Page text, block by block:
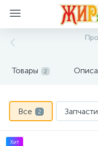
Товары 2
Все 2
Хит